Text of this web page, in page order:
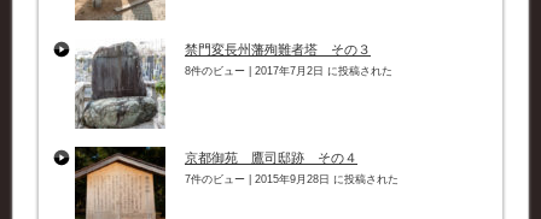
禁門変長州藩殉難者塔 その３
8件のビュー 2017年7月2日 に投稿された
京都御苑 鷹司邸跡 その４
7件のビュー 2015年9月28日 に投稿された